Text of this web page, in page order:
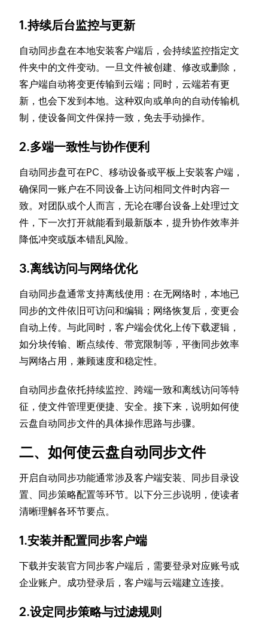
1.持续后台监控与更新
自动同步盘在本地安装客户端后，会持续监控指定文
件夹中的文件变动。一旦文件被创建、修改或删除，
客户端自动将变更传输到云端；同时，云端若有更
新，也会下发到本地。这种双向或单向的自动传输机
制，使设备间文件保持一致，免去手动操作。
2.多端一致性与协作便利
自动同步盘可在PC、移动设备或平板上安装客户端，
确保同一账户在不同设备上访问相同文件时内容一
致。对团队或个人而言，无论在哪台设备上处理过文
件，下一次打开就能看到最新版本，提升协作效率并
降低冲突或版本错乱风险。
3.离线访问与网络优化
自动同步盘通常支持离线使用：在无网络时，本地已
同步的文件依旧可访问和编辑；网络恢复后，变更会
自动上传。与此同时，客户端会优化上传下载逻辑，
如分块传输、断点续传、带宽限制等，平衡同步效率
与网络占用，兼顾速度和稳定性。
自动同步盘依托持续监控、跨端一致和离线访问等特
征，使文件管理更便捷、安全。接下来，说明如何使
云盘自动同步文件的具体操作思路与步骤。
二、如何使云盘自动同步文件
开启自动同步功能通常涉及客户端安装、同步目录设
置、同步策略配置等环节。以下分三步说明，使读者
清晰理解各环节要点。
1.安装并配置同步客户端
下载并安装官方同步客户端后，需要登录对应账号或
企业账户。成功登录后，客户端与云端建立连接。
2.设定同步策略与过滤规则